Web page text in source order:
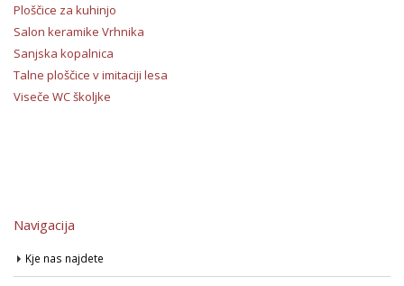
Ploščice za kuhinjo
Salon keramike Vrhnika
Sanjska kopalnica
Talne ploščice v imitaciji lesa
Viseče WC školjke
Navigacija
Kje nas najdete